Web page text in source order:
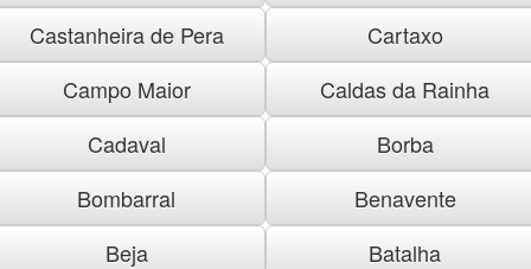
Castanheira de Pera
Cartaxo
Campo Maior
Caldas da Rainha
Cadaval
Borba
Bombarral
Benavente
Beja
Batalha